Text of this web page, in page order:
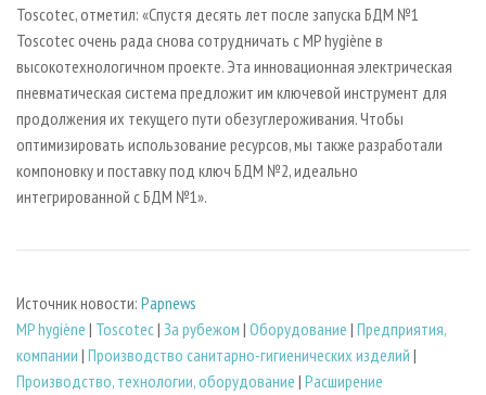
Toscotec, отметил: «Спустя десять лет после запуска БДМ №1
Toscotec очень рада снова сотрудничать с MP hygiène в
высокотехнологичном проекте. Эта инновационная электрическая
пневматическая система предложит им ключевой инструмент для
продолжения их текущего пути обезуглероживания. Чтобы
оптимизировать использование ресурсов, мы также разработали
компоновку и поставку под ключ БДМ №2, идеально
интегрированной с БДМ №1».
Источник новости: Papnews
MP hygiène | Toscotec| За рубежом | Оборудование | Предприятия,
компании | Производство санитарно-гигиенических изделий |
Производство, технологии, оборудование | Расширение